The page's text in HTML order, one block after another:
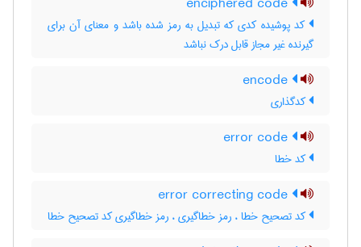
کد پوشیده کدی که تبدیل به رمز شده باشد و معنای آن برای
گیرنده غیر مجاز قابل درک نباشد
کدگذاری
کد خطا
کد تصحیح خطا ، رمز خطاگیری ، رمز خطاگیری کد تصحیح خطا